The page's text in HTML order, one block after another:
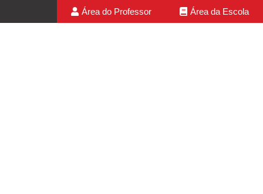
Área do Professor Área da Escola